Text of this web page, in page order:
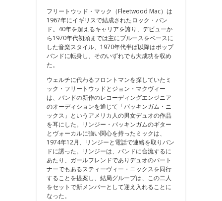
フリートウッド・マック（Fleetwood Mac）は
1967年にイギリスで結成されたロック・バン
ド。40年を超えるキャリアを誇り、デビューか
ら1970年代初頭までは主にブルースをベースに
した音楽スタイル、1970年代半ば以降はポップ
バンドに転身し、そのいずれでも大成功を収め
た。
ウェルチに代わるフロントマンを探していたミ
ック・フリートウッドとジョン・マクヴィー
は、バンドの新作のレコーディングエンジニア
のオーディションを通じて「バッキンガム・ニ
ックス」というアメリカ人の男女デュオの作品
を耳にした。リンジー・バッキンガムのギター
とヴォーカルに強い関心を持ったミックは、
1974年12月、リンジーと電話で連絡を取りバン
ドに誘った。リンジーは、バンドに合流するに
あたり、ガールフレンドでありデュオのパート
ナーでもあるスティーヴィー・ニックスを同行
することを提案し、結局グループは、この二人
をセットで新メンバーとして迎え入れることに
なった。